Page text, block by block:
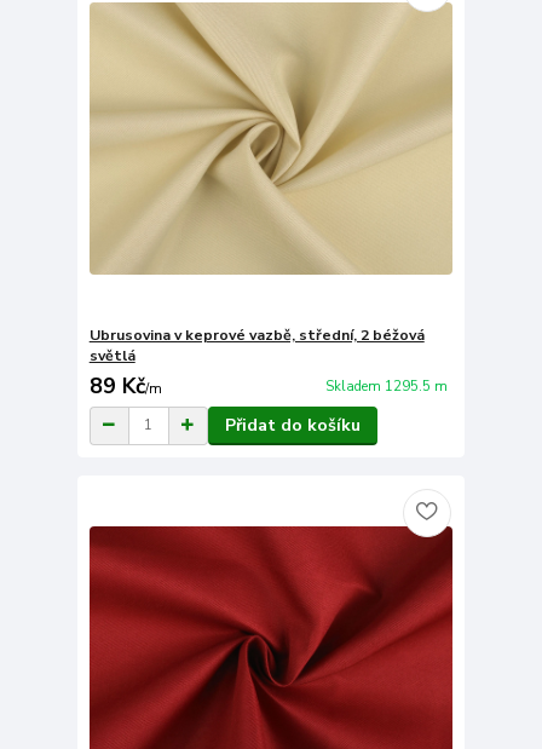
Ubrusovina v keprové vazbě, střední, 2 béžová
světlá
89 Kč/m Skladem 1295.5 m
Přidat do košíku